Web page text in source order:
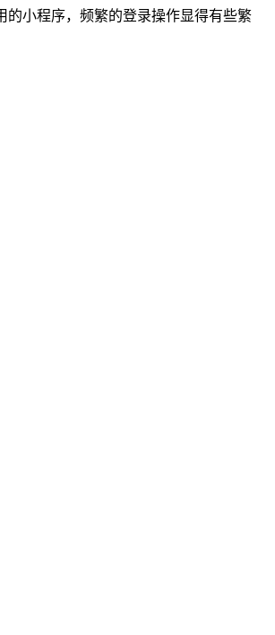
小程序，频繁的登录操作显得有些繁